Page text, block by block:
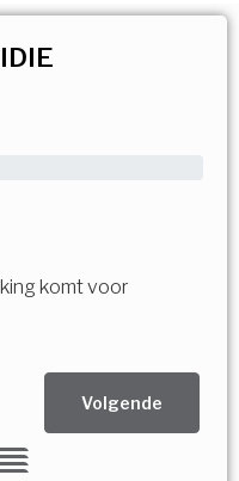
komt voor
Volgende